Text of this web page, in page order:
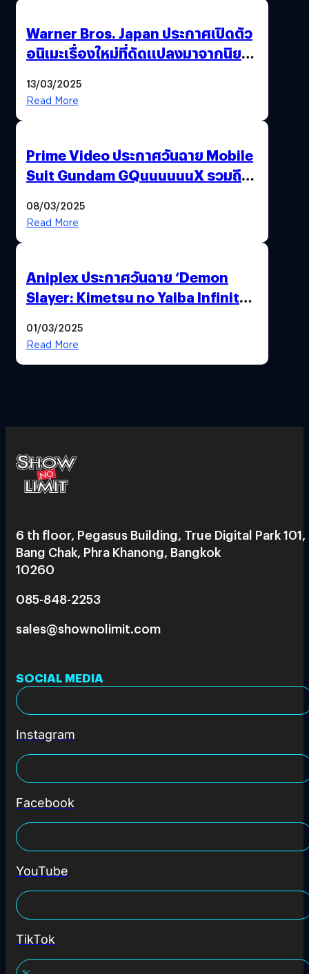
Warner Bros. Japan ประกาศเปิดตัว
อนิเมะเรื่องใหม่ที่ดัดแปลงมาจากนิยาย
13/03/2025
Read More
Prime Video ประกาศวันฉาย Mobile
Suit Gundam GQuuuuuuX รวมถึง
08/03/2025
Read More
Aniplex ประกาศวันฉาย ‘Demon
Slayer: Kimetsu no Yaiba Infinity
(อัปเดตวันฉายประเทศไทย)
01/03/2025
Read More
6 th floor, Pegasus Building, True Digital Park 101,
Bang Chak, Phra Khanong, Bangkok
10260
085-848-2253
sales@shownolimit.com
SOCIAL MEDIA
Instagram
Facebook
YouTube
TikTok